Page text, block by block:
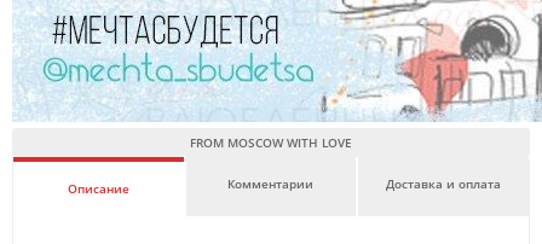
FROM MOSCOW WITH LOVE
Описание Комментарии Доставка и оплата